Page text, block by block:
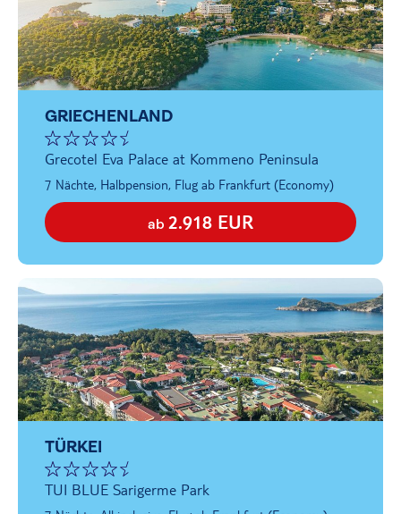
GRIECHENLAND
Grecotel Eva Palace at Kommeno Peninsula
7 Nächte, Halbpension, Flug ab Frankfurt (Economy)
ab 2.918 EUR
TÜRKEI
TUI BLUE Sarigerme Park